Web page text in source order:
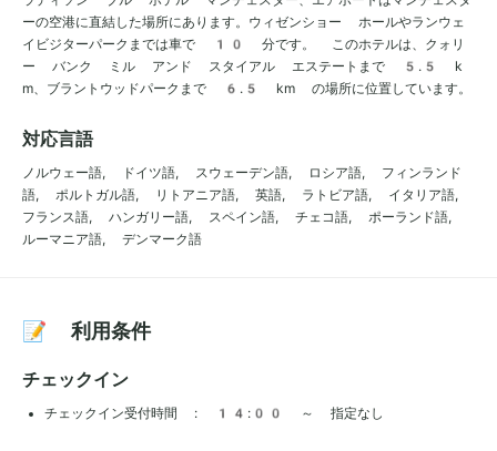
ーの空港に直結した場所にあります。ウィゼンショー ホールやランウェ
イビジターパークまでは車で 10 分です。 このホテルは、クォリ
ー バンク ミル アンド スタイアル エステートまで 5.5 k
m、ブラントウッドパークまで 6.5 km の場所に位置しています。
対応言語
ノルウェー語, ドイツ語, スウェーデン語, ロシア語, フィンランド
語, ポルトガル語, リトアニア語, 英語, ラトビア語, イタリア語,
フランス語, ハンガリー語, スペイン語, チェコ語, ポーランド語,
ルーマニア語, デンマーク語
📝 利用条件
チェックイン
チェックイン受付時間 : 14:00 ～ 指定なし